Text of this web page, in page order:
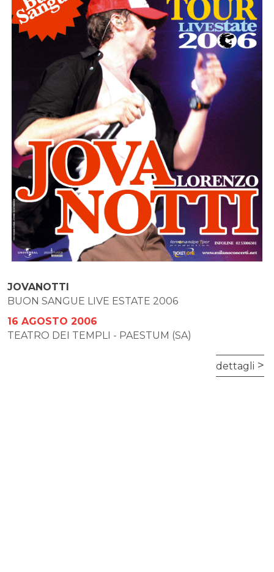
JOVANOTTI
BUON SANGUE LIVE ESTATE 2006
16 AGOSTO 2006
TEATRO DEI TEMPLI - PAESTUM (SA)
dettagli